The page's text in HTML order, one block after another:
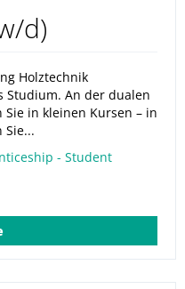
d)
Holztechnik
Studium. An der dualen
in kleinen Kursen – in
Sie...
- Student